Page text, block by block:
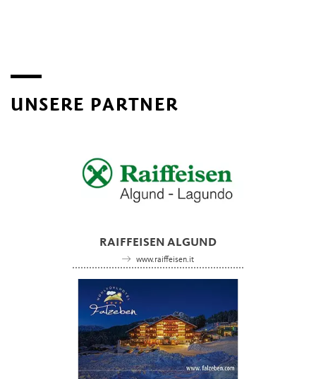
UNSERE PARTNER
RAIFFEISEN ALGUND
www.raiffeisen.it